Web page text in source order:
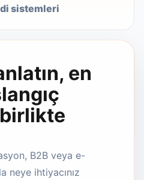
sistemleri
en
birlikte
B2B veya e-
neye ihtiyacınız